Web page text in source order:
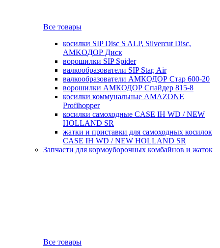
Все товары
косилки SIP Disc S ALP, Silvercut Disc,
AMKOДОР Диск
ворошилки SIP Spider
валкообразователи SIP Star, Air
валкообразователи АМКОДОР Стар 600-20
ворошилки АМКОДОР Спайдер 815-8
косилки коммунальные AMAZONE
Profihopper
косилки самоходные CASE IH WD / NEW
HOLLAND SR
жатки и приставки для самоходных косилок
CASE IH WD / NEW HOLLAND SR
Запчасти для кормоуборочных комбайнов и жаток
Все товары